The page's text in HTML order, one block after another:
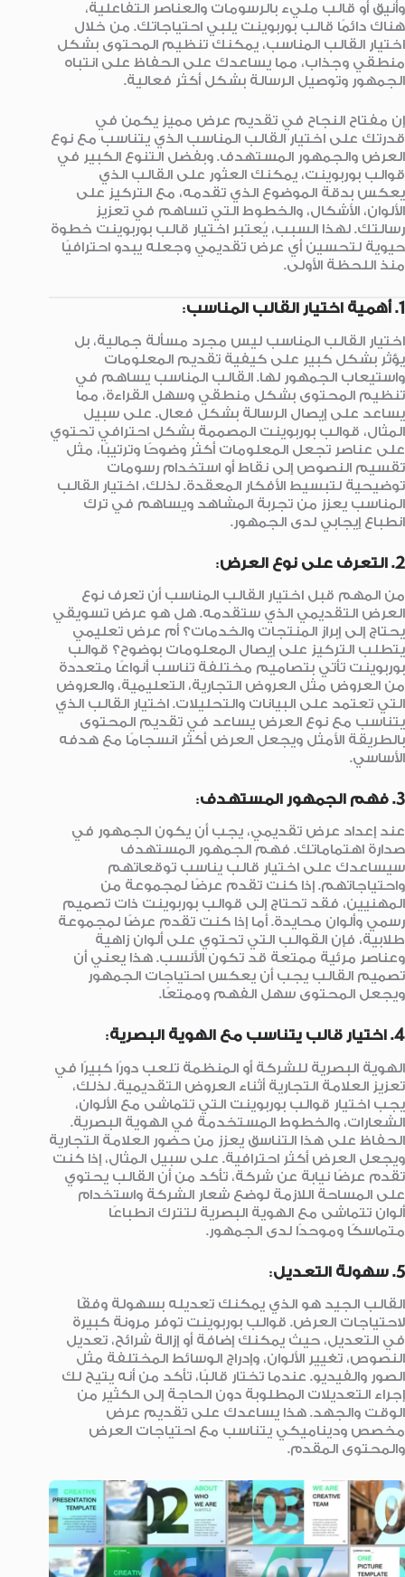
وأنيق أو قالب مليء بالرسومات والعناصر التفاعلية،
هناك دائمًا قالب بوربوينت يلبي احتياجاتك. من خلال
اختيار القالب المناسب، يمكنك تنظيم المحتوى بشكل
منطقي وجذاب، مما يساعدك على الحفاظ على انتباه
الجمهور وتوصيل الرسالة بشكل أكثر فعالية.
إن مفتاح النجاح في تقديم عرض مميز يكمن في
قدرتك على اختيار القالب المناسب الذي يتناسب مع نوع
العرض والجمهور المستهدف. وبفضل التنوع الكبير في
قوالب بوربوينت، يمكنك العثور على القالب الذي
يعكس بدقة الموضوع الذي تقدمه، مع التركيز على
الألوان، الأشكال، والخطوط التي تساهم في تعزيز
رسالتك. لهذا السبب، يُعتبر اختيار قالب بوربوينت خطوة
حيوية لتحسين أي عرض تقديمي وجعله يبدو احترافيًا
منذ اللحظة الأولى.
1. أهمية اختيار القالب المناسب :
اختيار القالب المناسب ليس مجرد مسألة جمالية، بل
يؤثر بشكل كبير على كيفية تقديم المعلومات
واستيعاب الجمهور لها. القالب المناسب يساهم في
تنظيم المحتوى بشكل منطقي وسهل القراءة، مما
يساعد على إيصال الرسالة بشكل فعال. على سبيل
المثال، قوالب بوربوينت المصممة بشكل احترافي تحتوي
على عناصر تجعل المعلومات أكثر وضوحًا وترتيبًا، مثل
تقسيم النصوص إلى نقاط أو استخدام رسومات
توضيحية لتبسيط الأفكار المعقدة. لذلك، اختيار القالب
المناسب يعزز من تجربة المشاهد ويساهم في ترك
انطباع إيجابي لدى الجمهور.
2. التعرف على نوع العرض :
من المهم قبل اختيار القالب المناسب أن تعرف نوع
العرض التقديمي الذي ستقدمه. هل هو عرض تسويقي
يحتاج إلى إبراز المنتجات والخدمات؟ أم عرض تعليمي
يتطلب التركيز على إيصال المعلومات بوضوح؟ قوالب
بوربوينت تأتي بتصاميم مختلفة تناسب أنواعًا متعددة
من العروض مثل العروض التجارية، التعليمية، والعروض
التي تعتمد على البيانات والتحليلات. اختيار القالب الذي
يتناسب مع نوع العرض يساعد في تقديم المحتوى
بالطريقة الأمثل ويجعل العرض أكثر انسجامًا مع هدفه
الأساسي.
3. فهم الجمهور المستهدف :
عند إعداد عرض تقديمي، يجب أن يكون الجمهور في
صدارة اهتماماتك. فهم الجمهور المستهدف
سيساعدك على اختيار قالب يناسب توقعاتهم
واحتياجاتهم. إذا كنت تقدم عرضًا لمجموعة من
المهنيين، فقد تحتاج إلى قوالب بوربوينت ذات تصميم
رسمي وألوان محايدة. أما إذا كنت تقدم عرضًا لمجموعة
طلابية، فإن القوالب التي تحتوي على ألوان زاهية
وعناصر مرئية ممتعة قد تكون الأنسب. هذا يعني أن
تصميم القالب يجب أن يعكس احتياجات الجمهور
ويجعل المحتوى سهل الفهم وممتعًا.
4. اختيار قالب يتناسب مع الهوية البصرية :
الهوية البصرية للشركة أو المنظمة تلعب دورًا كبيرًا في
تعزيز العلامة التجارية أثناء العروض التقديمية. لذلك،
يجب اختيار قوالب بوربوينت التي تتماشى مع الألوان،
الشعارات، والخطوط المستخدمة في الهوية البصرية.
الحفاظ على هذا التناسق يعزز من حضور العلامة التجارية
ويجعل العرض أكثر احترافية. على سبيل المثال، إذا كنت
تقدم عرضًا نيابة عن شركة، تأكد من أن القالب يحتوي
على المساحة اللازمة لوضع شعار الشركة واستخدام
ألوان تتماشى مع الهوية البصرية لتترك انطباعًا
متماسكًا وموحدًا لدى الجمهور.
5. سهولة التعديل :
القالب الجيد هو الذي يمكنك تعديله بسهولة وفقًا
لاحتياجات العرض. قوالب بوربوينت توفر مرونة كبيرة
في التعديل، حيث يمكنك إضافة أو إزالة شرائح، تعديل
النصوص، تغيير الألوان، وإدراج الوسائط المختلفة مثل
الصور والفيديو. عندما تختار قالبًا، تأكد من أنه يتيح لك
إجراء التعديلات المطلوبة دون الحاجة إلى الكثير من
الوقت والجهد. هذا يساعدك على تقديم عرض
مخصص وديناميكي يتناسب مع احتياجات العرض
والمحتوى المقدم.